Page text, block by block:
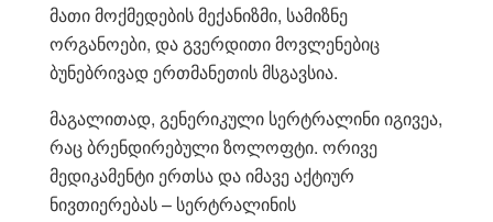
მათი მოქმედების მექანიზმი, სამიზნე
ორგანოები, და გვერდითი მოვლენებიც
ბუნებრივად ერთმანეთის მსგავსია.
მაგალითად, გენერიკული სერტრალინი იგივეა,
რაც ბრენდირებული ზოლოფტი. ორივე
მედიკამენტი ერთსა და იმავე აქტიურ
ნივთიერებას – სერტრალინის